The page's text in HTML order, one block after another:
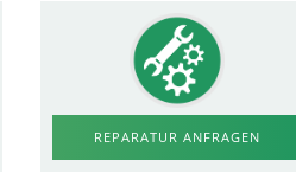
REPARATUR ANFRAGEN